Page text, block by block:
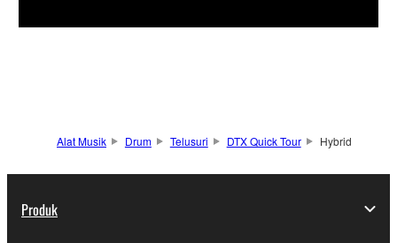
Alat Musik Drum Telusuri DTX Quick Tour Hybrid
Produk